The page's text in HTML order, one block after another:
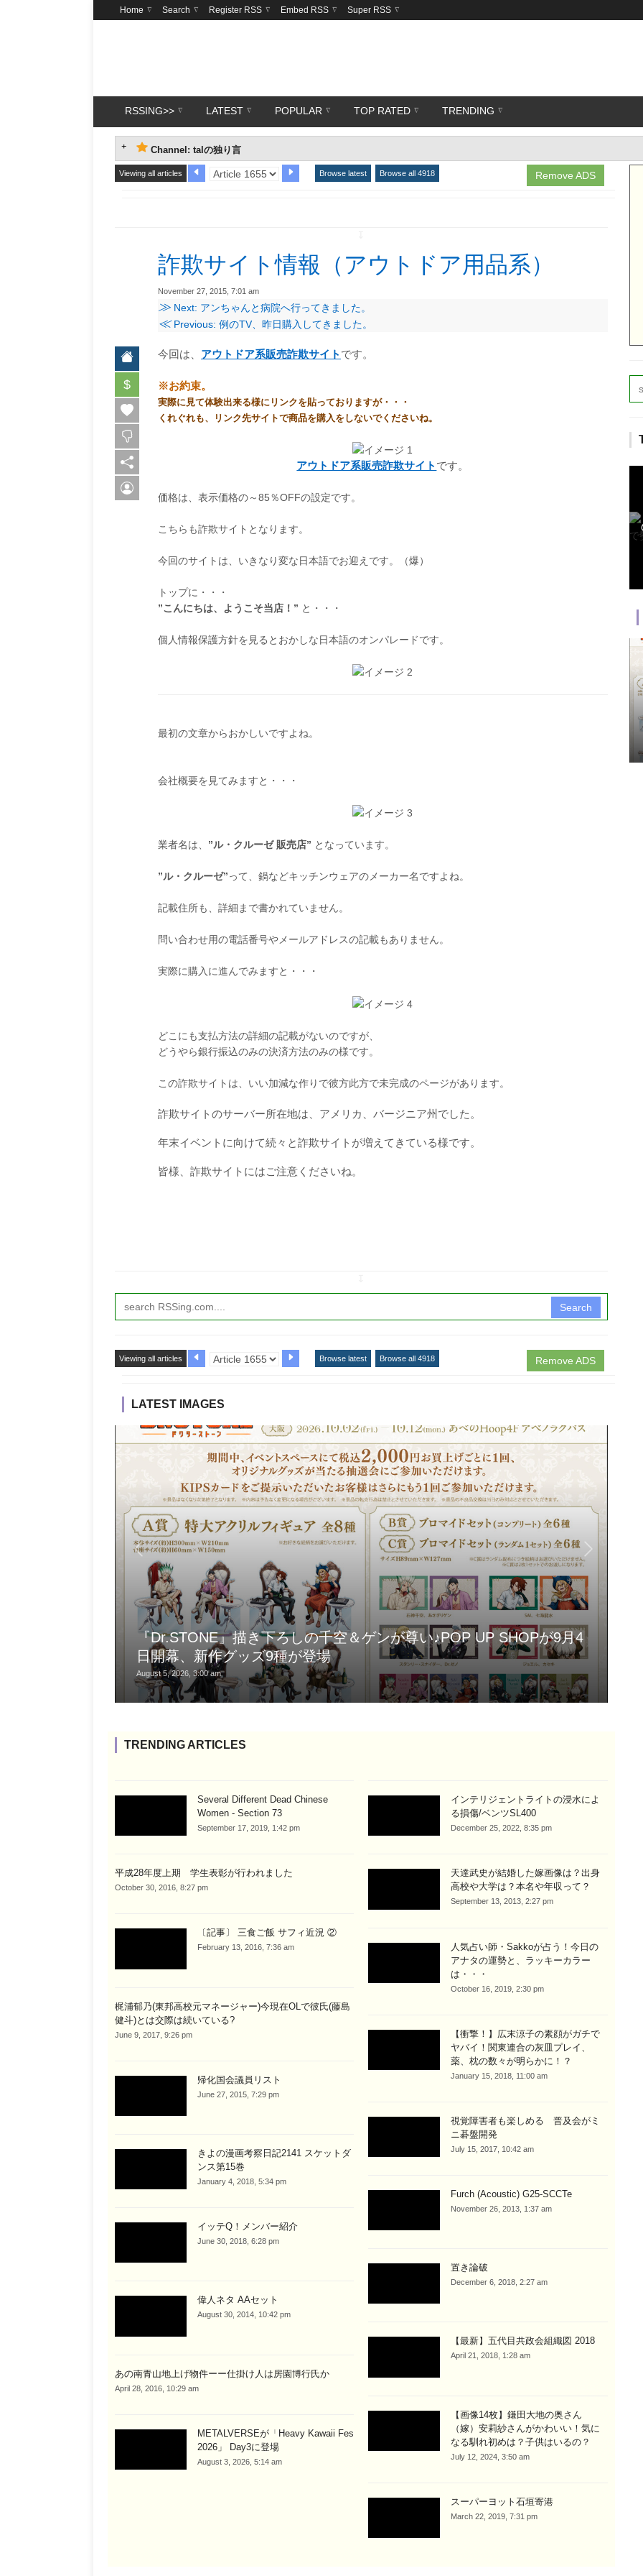
Home Search Register RSS Embed RSS Super RSS
RSSING>> LATEST POPULAR TOP RATED TRENDING
Channel: talの独り言
Remove ADS
Viewing all articles Browse latest Browse all 4918
詐欺サイト情報（アウトドア用品系）
November 27, 2015, 7:01 am
≫ Next: アンちゃんと病院へ行ってきました。
≪Previous: 例のTV、昨日購入してきました。
$
今回は、 アウトドア系販売詐欺サイト です。
※お約束。
実際に見て体験出来る様にリンクを貼っておりますが・・・
くれぐれも、リンク先サイトで商品を購入をしないでくださいね。
アウトドア系販売詐欺サイト です。
価格は、表示価格の～85％OFFの設定です。
こちらも詐欺サイトとなります。
今回のサイトは、いきなり変な日本語でお迎えです。（爆）
トップに・・・
”こんにちは、ようこそ当店！” と・・・
個人情報保護方針を見るとおかしな日本語のオンパレードです。
最初の文章からおかしいですよね。
会社概要を見てみますと・・・
業者名は、 ”ル・クルーゼ 販売店” となっています。
”ル・クルーゼ”って、鍋などキッチンウェアのメーカー名ですよね。
記載住所も、詳細まで書かれていません。
問い合わせ用の電話番号やメールアドレスの記載もありません。
実際に購入に進んでみますと・・・
どこにも支払方法の詳細の記載がないのですが、
どうやら銀行振込のみの決済方法のみの様です。
この詐欺サイトは、いい加減な作りで彼方此方で未完成のページがあります。
詐欺サイトのサーバー所在地は、アメリカ、バージニア州でした。
年末イベントに向けて続々と詐欺サイトが増えてきている様です。
皆様、詐欺サイトにはご注意くださいね。
Search
Remove ADS
Viewing all articles Browse latest Browse all 4918
LATEST IMAGES
『Dr.STONE』描き下ろしの千空＆ゲンが尊い♪POP UP SHOPが9月4
日開幕、新作グッズ9種が登場
August 5, 2026, 3:00 am
TRENDING ARTICLES
Several Different Dead Chinese
Women - Section 73
September 17, 2019, 1:42 pm
平成28年度上期 学生表彰が行われました
October 30, 2016, 8:27 pm
〔記事〕 三食ご飯 サフィ近況 ②
February 13, 2016, 7:36 am
梶浦郁乃(東邦高校元マネージャー)今現在OLで彼氏(藤島
健斗)とは交際は続いている?
June 9, 2017, 9:26 pm
帰化国会議員リスト
June 27, 2015, 7:29 pm
きよの漫画考察日記2141 スケットダ
ンス第15巻
January 4, 2018, 5:34 pm
イッテQ！メンバー紹介
June 30, 2018, 6:28 pm
偉人ネタ AAセット
August 30, 2014, 10:42 pm
あの南青山地上げ物件ーー仕掛け人は房園博行氏か
April 28, 2016, 10:29 am
METALVERSEが「Heavy Kawaii Fes
2026」 Day3に登場
August 3, 2026, 5:14 am
インテリジェントライトの浸水によ
る損傷/ベンツSL400
December 25, 2022, 8:35 pm
天達武史が結婚した嫁画像は？出身
高校や大学は？本名や年収って？
September 13, 2013, 2:27 pm
人気占い師・Sakkoが占う！今日の
アナタの運勢と、ラッキーカラー
は・・・
October 16, 2019, 2:30 pm
【衝撃！】広末涼子の素顔がガチで
ヤバイ！関東連合の灰皿プレイ、
薬、枕の数々が明らかに！？
January 15, 2018, 11:00 am
視覚障害者も楽しめる 普及会がミ
ニ碁盤開発
July 15, 2017, 10:42 am
Furch (Acoustic) G25-SCCTe
November 26, 2013, 1:37 am
置き論破
December 6, 2018, 2:27 am
【最新】五代目共政会組織図 2018
April 21, 2018, 1:28 am
【画像14枚】鎌田大地の奥さん
（嫁）安莉紗さんがかわいい！気に
なる馴れ初めは？子供はいるの？
July 12, 2024, 3:50 am
スーパーヨット石垣寄港
March 22, 2019, 7:31 pm